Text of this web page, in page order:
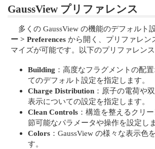
GaussView プリファレンス
多くの GaussView の機能のデフォルト
ー > Preferences から開く、プリファレン
マイズが可能です。以下のプリファレンス
Building ：高度なフラグメントの配
てのデフォルト設定を指定します。
Charge Distribution ：原子の電荷や
表示についての設定を指定します。
Clean Controls ：構造を整えるクリ
節可能なパラメータや操作を設定しま
Colors ：GaussView の様々な表示色
す。